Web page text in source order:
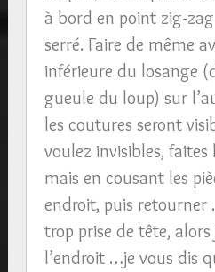
à bord en point zig-
serré. Faire de même
inférieure du losange
gueule du loup) sur
les coutures seront
voulez invisibles, faites
mais en cousant les
endroit, puis retourner
trop prise de tête, alors
l’endroit …je vous dis